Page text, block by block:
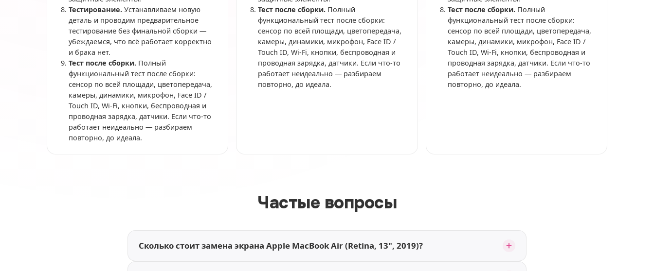
Тестирование. Устанавливаем новую
деталь и проводим предварительное
тестирование без финальной сборки —
убеждаемся, что всё работает корректно
и брака нет.
Тест после сборки. Полный
функциональный тест после сборки:
сенсор по всей площади, цветопередача,
камеры, динамики, микрофон, Face ID /
Touch ID, Wi-Fi, кнопки, беспроводная и
проводная зарядка, датчики. Если что-то
работает неидеально — разбираем
повторно, до идеала.
Тест после сборки. Полный
функциональный тест после сборки:
сенсор по всей площади, цветопередача,
камеры, динамики, микрофон, Face ID /
Touch ID, Wi-Fi, кнопки, беспроводная и
проводная зарядка, датчики. Если что-то
работает неидеально — разбираем
повторно, до идеала.
Тест после сборки.Полный
функциональный тест после сборки:
сенсор по всей площади, цветопередача,
камеры, динамики, микрофон, Face ID /
Touch ID, Wi-Fi, кнопки, беспроводная и
проводная зарядка, датчики. Если что-то
работает неидеально — разбираем
повторно, до идеала.
Частые вопросы
Сколько стоит замена экрана Apple MacBook Air (Retina, 13", 2019)?